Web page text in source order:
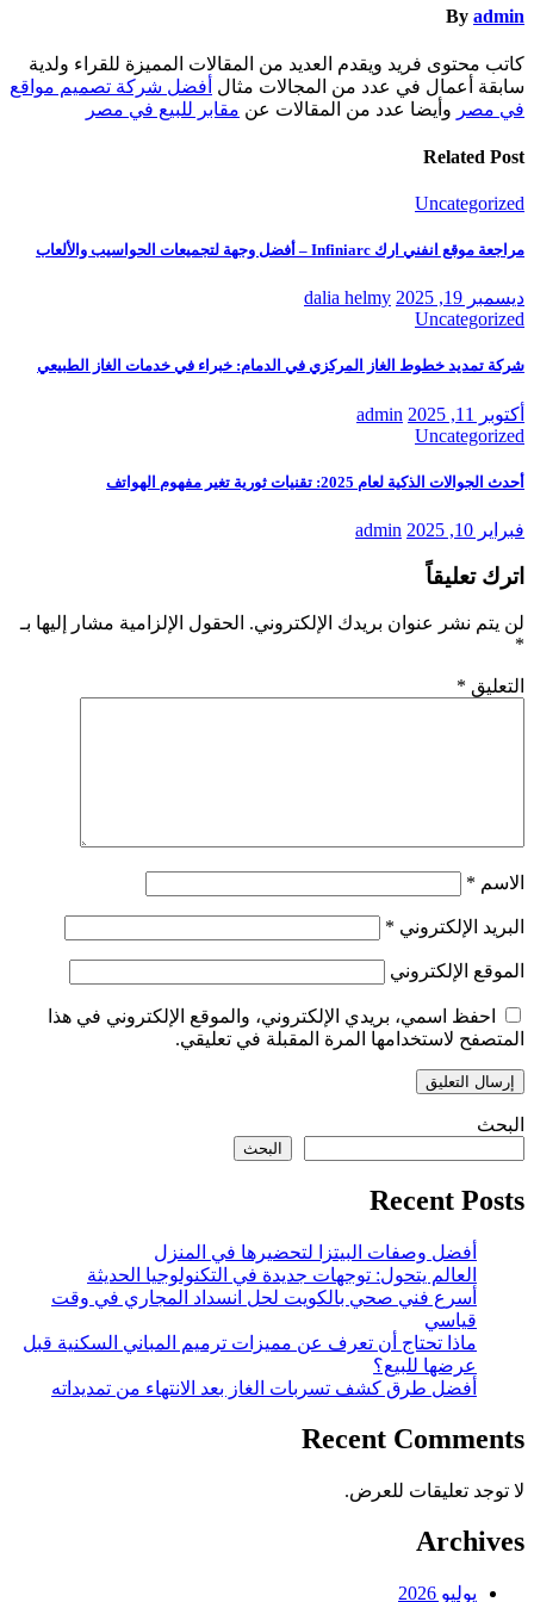
By admin
كاتب محتوى فريد ويقدم العديد من المقالات المميزة للقراء ولدية
سابقة أعمال في عدد من المجالات مثال أفضل شركة تصميم مواقع
في مصر وأيضا عدد من المقالات عن مقابر للبيع في مصر
Related Post
Uncategorized
مراجعة موقع انفني ارك Infiniarc – أفضل وجهة لتجميعات الحواسيب والألعاب
ديسمبر 19, 2025
dalia helmy
Uncategorized
شركة تمديد خطوط الغاز المركزي في الدمام: خبراء في خدمات الغاز الطبيعي
أكتوبر 11, 2025
admin
Uncategorized
أحدث الجوالات الذكية لعام 2025: تقنيات ثورية تغير مفهوم الهواتف
فبراير 10, 2025 admin
اترك تعليقاً
لن يتم نشر عنوان بريدك الإلكتروني. الحقول الإلزامية مشار إليها بـ
*
التعليق *
الاسم *
البريد الإلكتروني *
الموقع الإلكتروني
احفظ اسمي، بريدي الإلكتروني، والموقع الإلكتروني في هذا
المتصفح لاستخدامها المرة المقبلة في تعليقي.
البحث
البحث
Recent Posts
أفضل وصفات البيتزا لتحضيرها في المنزل
العالم يتحول: توجهات جديدة في التكنولوجيا الحديثة
أسرع فني صحي بالكويت لحل انسداد المجاري في وقت
قياسي
ماذا تحتاج أن تعرف عن مميزات ترميم المباني السكنية قبل
عرضها للبيع؟
أفضل طرق كشف تسربات الغاز بعد الانتهاء من تمديداته
Recent Comments
لا توجد تعليقات للعرض.
Archives
يوليو 2026